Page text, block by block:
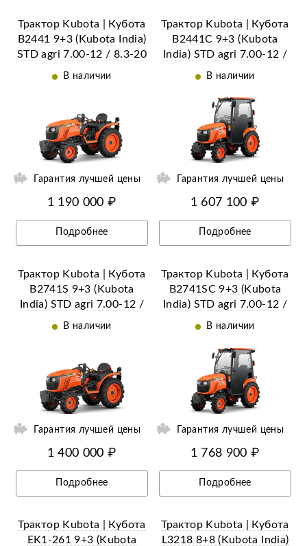
Трактор Kubota | Кубота
B2441 9+3 (Kubota India)
STD agri 7.00-12 / 8.3-20
(с ПСМ)
В наличии
Гарантия лучшей цены
1 190 000 ₽
Подробнее
Трактор Kubota | Кубота
B2441С 9+3 (Kubota
India) STD agri 7.00-12 /
8.3-20 (с ПСМ)
В наличии
Ещё 26 фотографий
Гарантия лучшей цены
1 607 100 ₽
Подробнее
Трактор Kubota | Кубота
B2741S 9+3 (Kubota
India) STD agri 7.00-12 /
8.3-20 (с ПСМ)
В наличии
Гарантия лучшей цены
1 400 000 ₽
Подробнее
Трактор Kubota | Кубота
B2741SС 9+3 (Kubota
India) STD agri 7.00-12 /
8.3-20 (с ПСМ)
В наличии
Ещё 18 фотографий
Гарантия лучшей цены
1 768 900 ₽
Подробнее
Трактор Kubota | Кубота
EK1-261 9+3 (Kubota
Трактор Kubota | Кубота
L3218 8+8 (Kubota India)